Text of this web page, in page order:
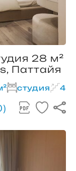
28 м²
Паттайя
студия 4